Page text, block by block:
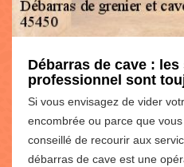
Débarras de cave : les
professionnel sont
Si vous envisagez de vider
encombrée ou parce que
conseillé de recourir aux
débarras de cave est une